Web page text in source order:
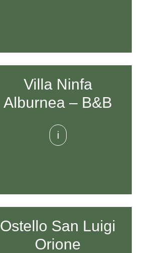
Villa Ninfa
Alburnea – B&B
i
Ostello San Luigi
Orione